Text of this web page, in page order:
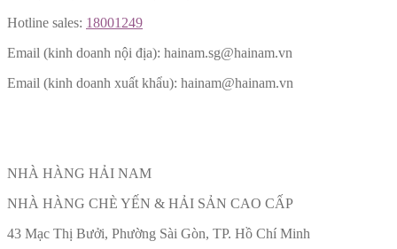
Hotline sales: 18001249
Email (kinh doanh nội địa): hainam.sg@hainam.vn
Email (kinh doanh xuất khẩu): hainam@hainam.vn
NHÀ HÀNG HẢI NAM
NHÀ HÀNG CHÈ YẾN & HẢI SẢN CAO CẤP
43 Mạc Thị Bưởi, Phường Sài Gòn, TP. Hồ Chí Minh